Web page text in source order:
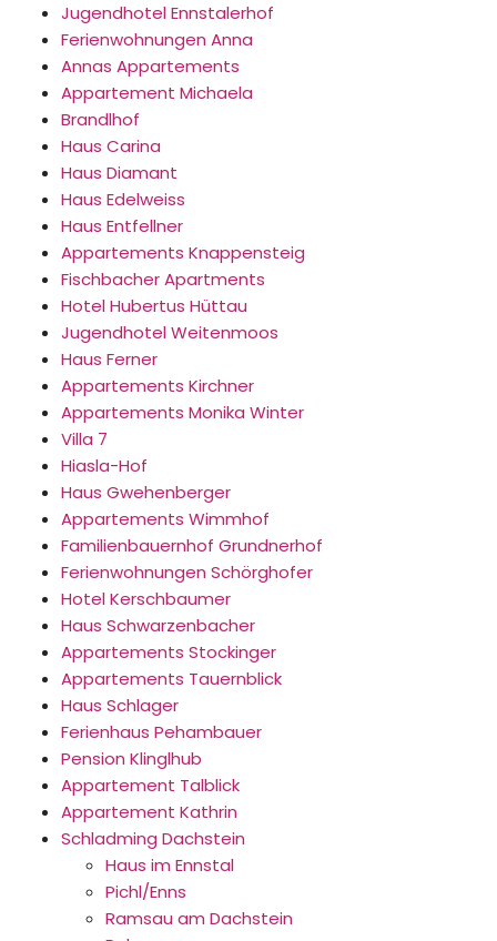
Jugendhotel Ennstalerhof
Ferienwohnungen Anna
Annas Appartements
Appartement Michaela
Brandlhof
Haus Carina
Haus Diamant
Haus Edelweiss
Haus Entfellner
Appartements Knappensteig
Fischbacher Apartments
Hotel Hubertus Hüttau
Jugendhotel Weitenmoos
Haus Ferner
Appartements Kirchner
Appartements Monika Winter
Villa 7
Hiasla-Hof
Haus Gwehenberger
Appartements Wimmhof
Familienbauernhof Grundnerhof
Ferienwohnungen Schörghofer
Hotel Kerschbaumer
Haus Schwarzenbacher
Appartements Stockinger
Appartements Tauernblick
Haus Schlager
Ferienhaus Pehambauer
Pension Klinglhub
Appartement Talblick
Appartement Kathrin
Schladming Dachstein
Haus im Ennstal
Pichl/Enns
Ramsau am Dachstein